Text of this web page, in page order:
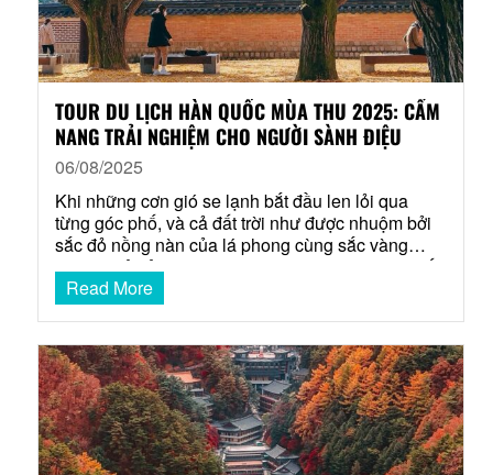
TOUR DU LỊCH HÀN QUỐC MÙA THU 2025: CẨM
NANG TRẢI NGHIỆM CHO NGƯỜI SÀNH ĐIỆU
06/08/2025
Khi những cơn gió se lạnh bắt đầu len lỏi qua
từng góc phố, và cả đất trời như được nhuộm bởi
sắc đỏ nồng nàn của lá phong cùng sắc vàng
vương giả của cây ngân hạnh, đó là lúc Hàn Quốc
bước vào mùa thu – thời khắc lãng mạn và quyến
rũ…
Read More